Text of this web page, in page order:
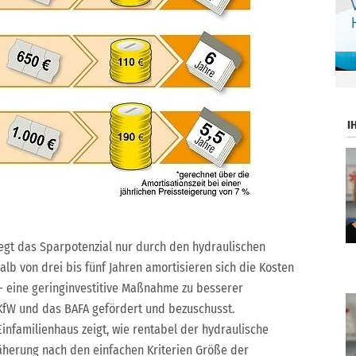
das Sparpotenzial nur durch den hydraulischen
von drei bis fünf Jahren amortisieren sich die Kosten
geringinvestitive Maßnahme zu besserer
und das BAFA gefördert und bezuschusst.
zeigt, wie rentabel der hydraulische
nach den einfachen Kriterien Größe der